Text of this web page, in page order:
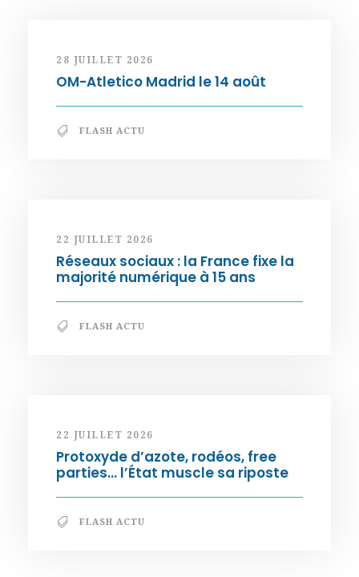
28 JUILLET 2026
OM-Atletico Madrid le 14 août
FLASH ACTU
22 JUILLET 2026
Réseaux sociaux : la France fixe la
majorité numérique à 15 ans
FLASH ACTU
22 JUILLET 2026
Protoxyde d’azote, rodéos, free
parties… l’État muscle sa riposte
FLASH ACTU